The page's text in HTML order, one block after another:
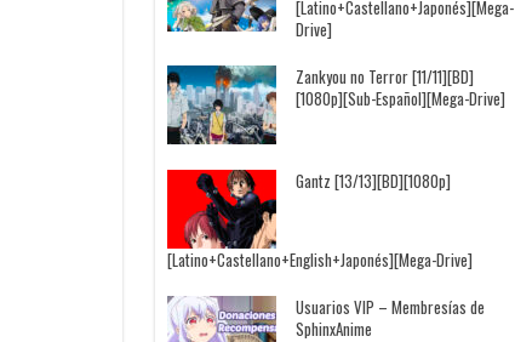
[Latino+Castellano+Japonés][Mega-
Drive]
Zankyou no Terror [11/11][BD]
[1080p][Sub-Español][Mega-Drive]
Gantz [13/13][BD][1080p]
[Latino+Castellano+English+Japonés][Mega-Drive]
Usuarios VIP – Membresías de
SphinxAnime